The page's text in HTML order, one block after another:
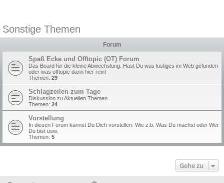
Sonstige Themen
Forum
Spaß Ecke und Offtopic (OT) Forum
Das Board für die kleine Abwechslung. Hast Du was lustiges im Web gefunden
oder was offtopic dann hier rein!
Themen: 29
Schlagzeilen zum Tage
Diskussion zu Aktuellen Themen.
Themen: 24
Vorstellung
In diesen Forum kannst Du Dich vorstellen. Wie z.b. Was Du machst oder Wer
Du bist usw.
Themen: 5
Gehe zu